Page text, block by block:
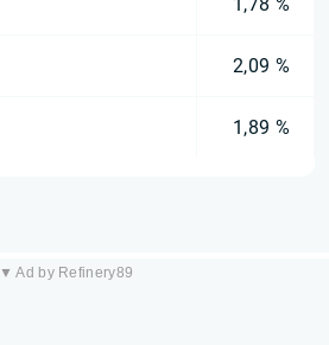
2,09 %
1,89 %
▼ Ad by Refinery89